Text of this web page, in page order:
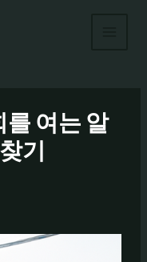
여는 알
기